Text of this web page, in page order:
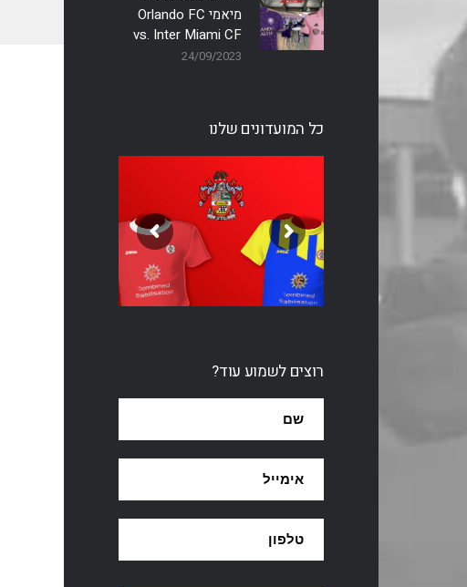
מיאמי Orlando FC
vs. Inter Miami CF
24/09/2023
כל המועדונים שלנו
רוצים לשמוע עוד?